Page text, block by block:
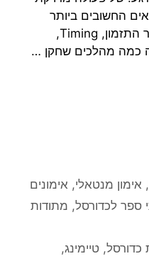
החשובים ביותר
בעבודה עם שחקנים הוא שיפור התזמון, Timing,
כמה מהלכים שחקן …
, אימון מנטאלי, אימונים
ספר לכדורסל, מתודות
,טיימינג,